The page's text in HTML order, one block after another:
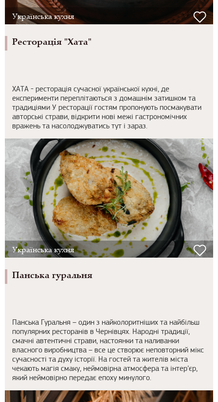
Українська кухня
Ресторація "Хата"
ХАТА - ресторація сучасної української кухні, де
експерименти переплітаються з домашнім затишком та
традиціями У ресторації гостям пропонують посмакувати
авторські страви, відкрити нові межі гастрономічних
вражень та насолоджуватись тут і зараз.
Українська кухня
Панська гуральня
Панська Гуральня – один з найколоритніших та найбільш
популярних ресторанів в Чернівцях. Народні традиції,
смачні автентичні страви, настоянки та наливанки
власного виробництва – все це створює неповторний мікс
сучасності та духу історії. На гостей та жителів міста
чекають магія смаку, неймовірна атмосфера та інтер’єр,
який неймовірно передає епоху минулого.